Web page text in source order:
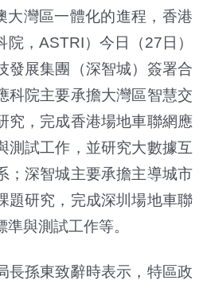
灣區一體化的進程，香港
，ASTRI）今日（27日）
發展集團（深智城）簽署合
科院主要承擔大灣區智慧交
究，完成香港場地車聯網應
測試工作，並研究大數據互
；深智城主要承擔主導城市
題研究，完成深圳場地車聯
與測試工作等。
孫東致辭時表示，特區政